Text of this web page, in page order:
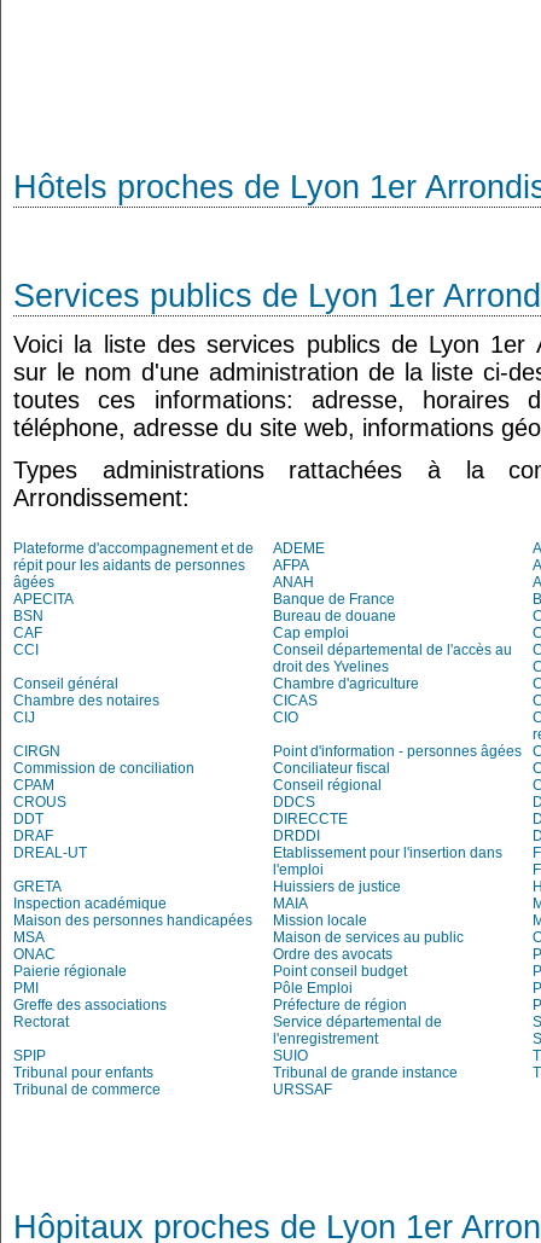
Hôtels proches de Lyon 1er
Services publics de Lyon 1er
Voici la liste des services publics de Lyon 1er
sur le nom d'une administration de la liste ci-
toutes ces informations: adresse, horaires
téléphone, adresse du site web, informations
Types administrations rattachées à la
Arrondissement:
Plateforme d'accompagnement et de
répit pour les aidants de personnes
âgées
ADEME
AFPA
ANAH
APECITA
Banque de France
BSN
Bureau de douane
CAF
Cap emploi
CCI
Conseil départemental de l'accès au
droit des Yvelines
Conseil général
Chambre d'agriculture
Chambre des notaires
CICAS
CIJ
CIO
CIRGN
Point d'information - personnes âgées
Commission de conciliation
Conciliateur fiscal
CPAM
Conseil régional
CROUS
DDCS
DDT
DIRECCTE
DRAF
DRDDI
DREAL-UT
Etablissement pour l'insertion dans
l'emploi
GRETA
Huissiers de justice
Inspection académique
MAIA
Maison des personnes handicapées
Mission locale
MSA
Maison de services au public
ONAC
Ordre des avocats
Paierie régionale
Point conseil budget
PMI
Pôle Emploi
Greffe des associations
Préfecture de région
Rectorat
Service départemental de
l'enregistrement
SPIP
SUIO
Tribunal pour enfants
Tribunal de grande instance
Tribunal de commerce
URSSAF
Hôpitaux proches de Lyon 1er